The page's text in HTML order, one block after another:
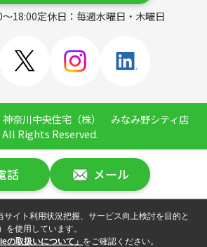
18:00定休日：毎週水曜日・木曜日
奈川中央住宅（株） みなみ野シティ店
All Rights Reserved.
話 メール
サイト利用状況把握、サービス向上検討を目的と
を使用しています。
の取扱いについて」 をご確認ください。